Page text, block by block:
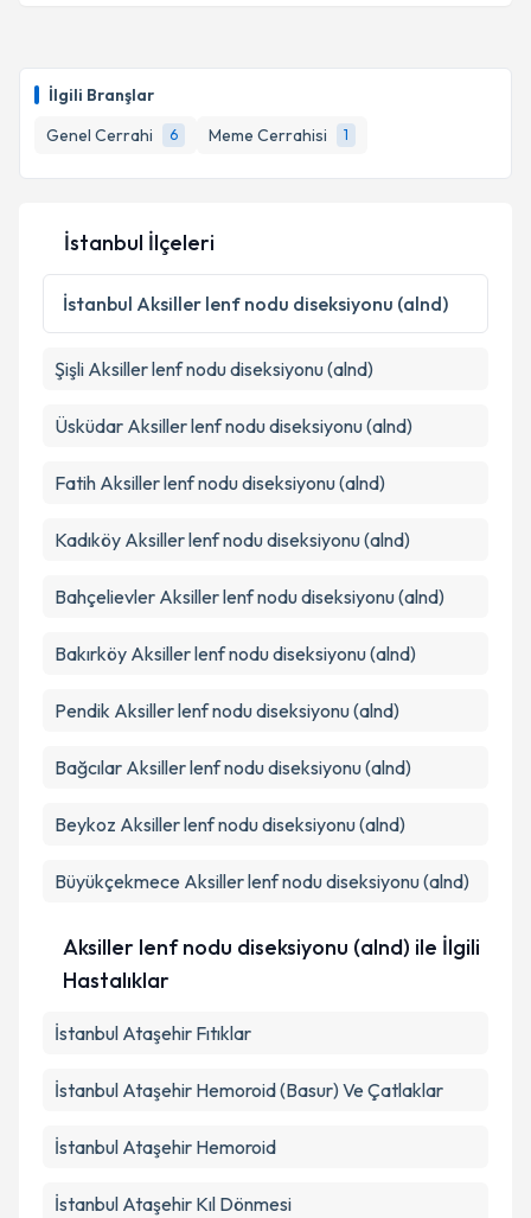
İlgili Branşlar
Genel Cerrahi
6 Meme Cerrahisi 1
takvim hazırlandığında e-posta ile bilgilendireceğiz.
E-posta Adresiniz
Kişisel verilerimin işlenmesine ilişkinAydınlatma
Metni
'ni okudum ve kişisel verilerimin belirtilen
kapsamda işlenmesini kabul ediyorum.
İstanbul İlçeleri
İstanbul Aksiller lenf nodu diseksiyonu (alnd)
Şişli Aksiller lenf nodu diseksiyonu (alnd)
Üsküdar Aksiller lenf nodu diseksiyonu (alnd)
Fatih Aksiller lenf nodu diseksiyonu (alnd)
Kadıköy Aksiller lenf nodu diseksiyonu (alnd)
Bahçelievler Aksiller lenf nodu diseksiyonu (alnd)
Bakırköy Aksiller lenf nodu diseksiyonu (alnd)
Pendik Aksiller lenf nodu diseksiyonu (alnd)
Bağcılar Aksiller lenf nodu diseksiyonu (alnd)
Beykoz Aksiller lenf nodu diseksiyonu (alnd)
Büyükçekmece Aksiller lenf nodu diseksiyonu (alnd)
Aksiller lenf nodu diseksiyonu (alnd) ile İlgili
Hastalıklar
İstanbul Ataşehir Fıtıklar
İstanbul Ataşehir Hemoroid (Basur) Ve Çatlaklar
İstanbul Ataşehir Hemoroid
İstanbul Ataşehir Kıl Dönmesi